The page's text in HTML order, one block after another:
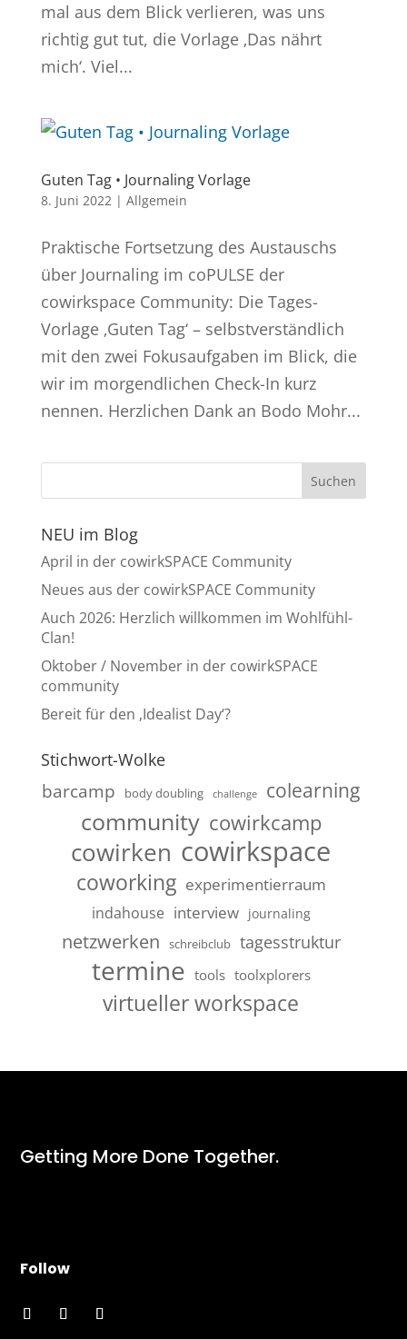
mal aus dem Blick verlieren, was uns
richtig gut tut, die Vorlage ‚Das nährt
mich‘. Viel...
Guten Tag • Journaling Vorlage
8. Juni 2022| Allgemein
Praktische Fortsetzung des Austauschs
über Journaling im coPULSE der
cowirkspace Community: Die Tages-
Vorlage ‚Guten Tag‘ – selbstverständlich
mit den zwei Fokusaufgaben im Blick, die
wir im morgendlichen Check-In kurz
nennen. Herzlichen Dank an Bodo Mohr...
NEU im Blog
April in der cowirkSPACE Community
Neues aus der cowirkSPACE Community
Auch 2026: Herzlich willkommen im Wohlfühl-
Clan!
Oktober / November in der cowirkSPACE
community
Bereit für den ‚Idealist Day‘?
Stichwort-Wolke
barcamp body doubling challenge colearning
community cowirkcamp
cowirken cowirkspace
coworking experimentierraum
indahouse interview journaling
netzwerken schreibclub tagesstruktur
termine tools toolxplorers
virtueller workspace
Getting More Done Together.
Follow